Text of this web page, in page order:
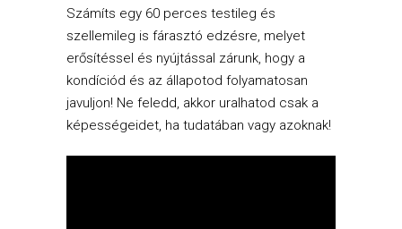
Számíts egy 60 perces testileg és
szellemileg is fárasztó edzésre, melyet
erősítéssel és nyújtással zárunk, hogy a
kondíciód és az állapotod folyamatosan
javuljon! Ne feledd, akkor uralhatod csak a
képességeidet, ha tudatában vagy azoknak!